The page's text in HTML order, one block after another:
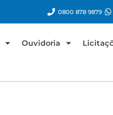
0800 878 9879
Ouvidoria